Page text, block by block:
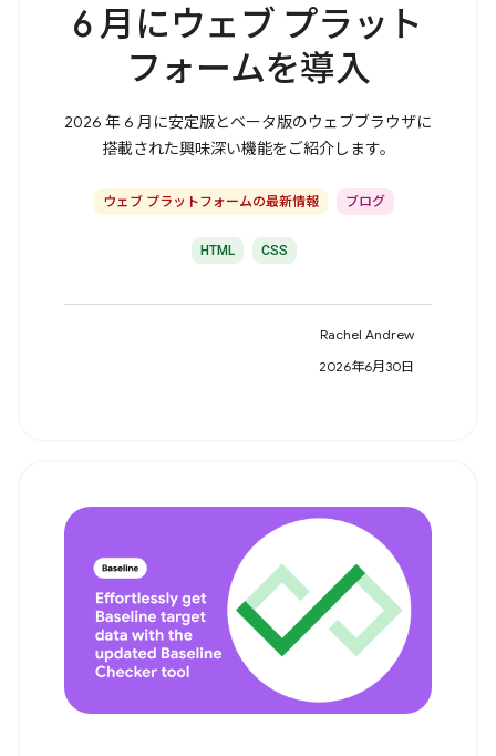
6 月にウェブ プラット
フォームを導入
2026 年 6 月に安定版とベータ版のウェブブラウザに
搭載された興味深い機能をご紹介します。
ウェブ プラットフォームの最新情報 ブログ
HTML CSS
Rachel Andrew
2026年6月30日